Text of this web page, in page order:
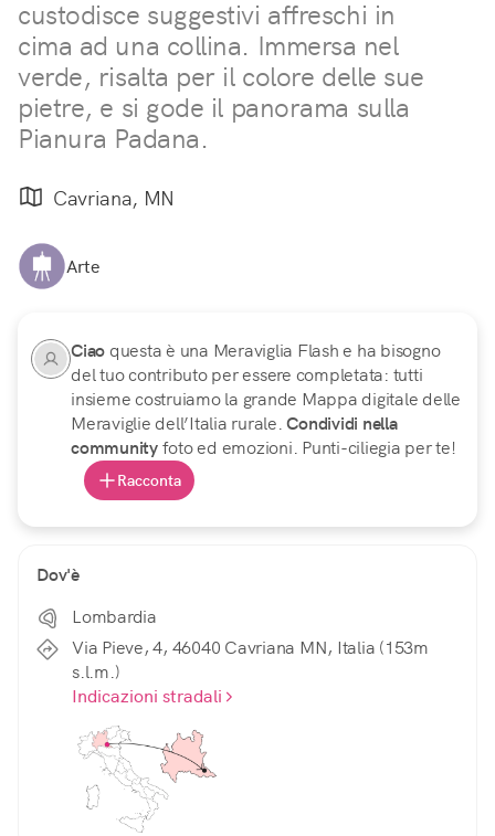
custodisce suggestivi affreschi in
cima ad una collina. Immersa nel
verde, risalta per il colore delle sue
pietre, e si gode il panorama sulla
Pianura Padana.
Cavriana, MN
Arte
Ciao questa è una Meraviglia Flash e ha bisogno
del tuo contributo per essere completata: tutti
insieme costruiamo la grande Mappa digitale delle
Meraviglie dell’Italia rurale.Condividi nella
communityfoto ed emozioni. Punti-ciliegia per te!
Racconta
Dov'è
Lombardia
Via Pieve, 4, 46040 Cavriana MN, Italia (153m
s.l.m.)
Indicazioni stradali